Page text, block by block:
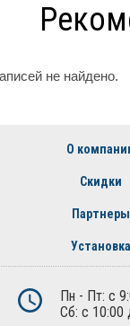
не найдено.
О
Скидки
Партнеры
Установка
Пн - Пт: с
Сб: с 10:00